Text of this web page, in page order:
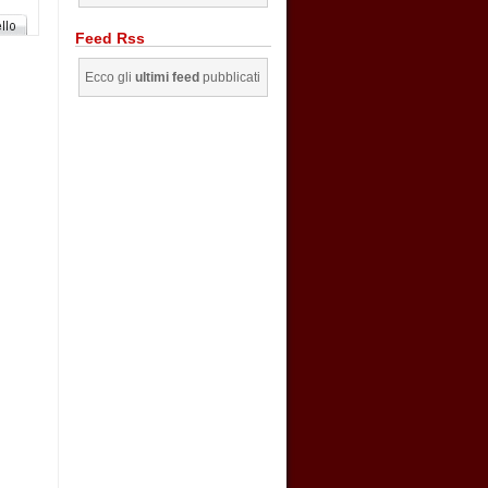
Feed Rss
Ecco gli ultimi feed pubblicati